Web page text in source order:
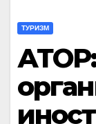
ТУРИЗМ